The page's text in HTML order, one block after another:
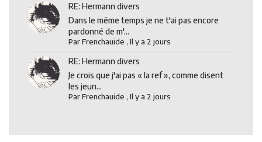
RE: Hermann divers
Dans le même temps je ne t'ai pas encore
pardonné de m'...
ParFrenchauide ,Il y a 2 jours
RE: Hermann divers
Je crois que j'ai pas « la ref », comme disent
les jeun...
ParFrenchauide ,Il y a 2 jours